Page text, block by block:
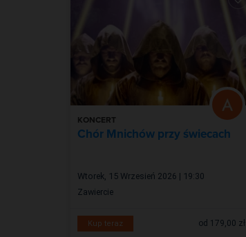
KONCERT
Chór Mnichów przy świecach
Wtorek, 15 Wrzesień 2026 | 19:30
Zawiercie
Kup teraz od 179,00 zł